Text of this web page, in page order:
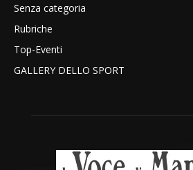
Senza categoria
Rubriche
Top-Eventi
GALLERY DELLO SPORT